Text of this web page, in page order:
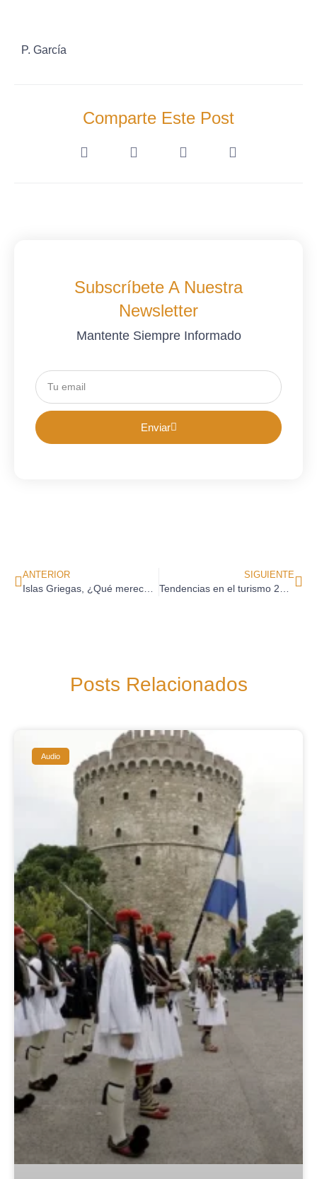
P. García
Comparte Este Post
Subscríbete A Nuestra
Newsletter
Mantente Siempre Informado
Enviar
ANTERIOR SIGUIENTE
Posts Relacionados
Audio